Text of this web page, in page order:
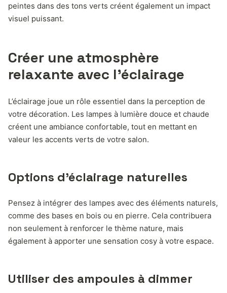
peintes dans des tons verts créent également un impact
visuel puissant.
Créer une atmosphère
relaxante avec l’éclairage
L’éclairage joue un rôle essentiel dans la perception de
votre décoration. Les lampes à lumière douce et chaude
créent une ambiance confortable, tout en mettant en
valeur les accents verts de votre salon.
Options d’éclairage naturelles
Pensez à intégrer des lampes avec des éléments naturels,
comme des bases en bois ou en pierre. Cela contribuera
non seulement à renforcer le thème nature, mais
également à apporter une sensation cosy à votre espace.
Utiliser des ampoules à dimmer